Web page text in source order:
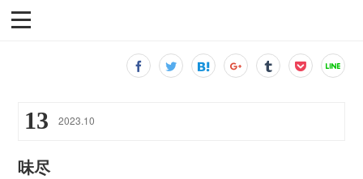
13 2023.10
味尽